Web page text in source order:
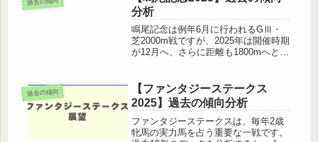
ら勝ち馬の特徴・予想のヒントを詳...
分析
鳴尾記念は例年6月に行われるGⅢ・
芝2000m戦ですが、2025年は開催時期
が12月へ、さらに距離も1800mへと大
傾向がそのまま通用するとは限りませ
ん。そこで今回は、今年...
過去の傾向
【ファンタジーステークス
2025】過去の傾向分析
ファンタジーステークスは、毎年2歳
牝馬の実力馬を占う重要な一戦です。